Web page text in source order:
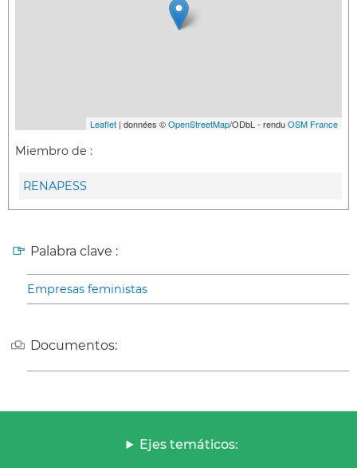
Leaflet | données ©OpenStreetMap/ODbL - renduOSM France
Miembro de :
RENAPESS
Palabra clave :
Empresas feministas
Documentos:
Ejes temáticos: